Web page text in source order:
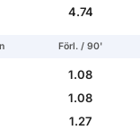
4.74
Förl. / 90'
1.08
1.08
1.27